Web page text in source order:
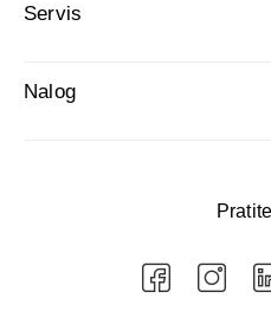
Servis
Nalog